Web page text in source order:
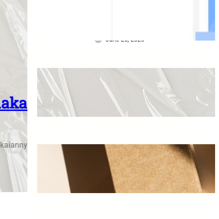
PERCETAKAN
Cetak box souvenir eksklusif untuk tampil
admin May 26, 2025
June 25, 2025
Pentingnya Ukuran Plastik
Cor Dalam Pemakaiannya
Di Bidang Pertanian
May 29, 2025
Peranan Jasa Cetak Box
Souvenir Terbaik
May 26, 2025